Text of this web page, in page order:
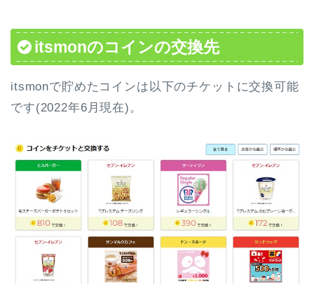
itsmonのコインの交換先
itsmonで貯めたコインは以下のチケットに交換可能
です(2022年6月現在)。